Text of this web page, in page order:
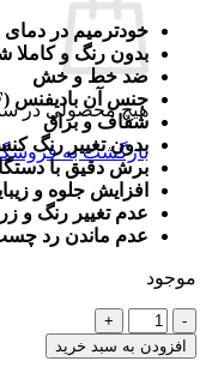
هیچ محصولی در
بازگشت به
خودترمیم در
بدون رنگ و کاملا
ضد خط و خش
جنس آن بادیفنس (PPF) می باشد و از جنس گلس نیست
شفاف و براق
بدون تغییر رنگ
برش دقیق با
افزایش جلوه و
عدم تغییر رنگ و
عدم ماندن رد
موجود
محافظ
خودترمیم
کنسول
افزودن به سبد خرید